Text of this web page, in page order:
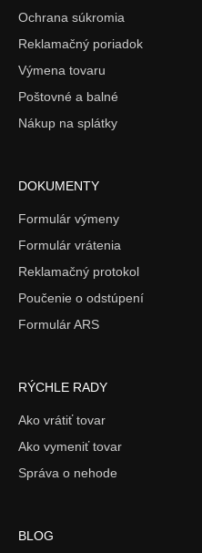
Ochrana súkromia
Reklamačný poriadok
Výmena tovaru
Poštovné a balné
Nákup na splátky
DOKUMENTY
Formulár výmeny
Formulár vrátenia
Reklamačný protokol
Poučenie o odstúpení
Formulár ARS
RÝCHLE RADY
Ako vrátiť tovar
Ako vymeniť tovar
Správa o nehode
BLOG